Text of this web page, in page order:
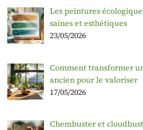
Les peintures
saines et esthétiques
23/05/2026
Comment transformer
ancien pour le valoriser
17/05/2026
Chembuster et